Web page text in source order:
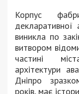
Корпус
декларативної
виникла по
витвором
частині
архітектури
Дніпро
років, має